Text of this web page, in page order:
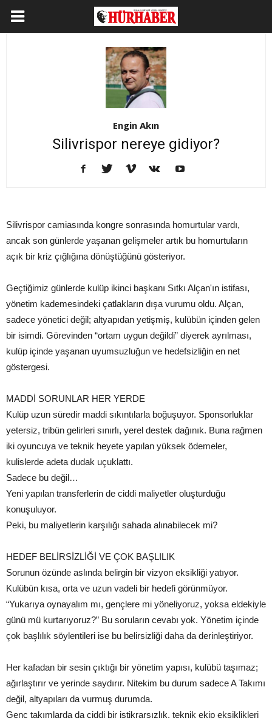
Engin Akın
Silivrispor nereye gidiyor?
Silivrispor camiasında kongre sonrasında homurtular vardı,
ancak son günlerde yaşanan gelişmeler artık bu homurtuların
açık bir kriz çığlığına dönüştüğünü gösteriyor.
Geçtiğimiz günlerde kulüp ikinci başkanı Sıtkı Alçan'ın istifası,
yönetim kademesindeki çatlakların dışa vurumu oldu. Alçan,
sadece yönetici değil; altyapıdan yetişmiş, kulübün içinden gelen
bir isimdi. Görevinden “ortam uygun değildi” diyerek ayrılması,
kulüp içinde yaşanan uyumsuzluğun ve hedefsizliğin en net
göstergesi.
MADDİ SORUNLAR HER YERDE
Kulüp uzun süredir maddi sıkıntılarla boğuşuyor. Sponsorluklar
yetersiz, tribün gelirleri sınırlı, yerel destek dağınık. Buna rağmen
iki oyuncuya ve teknik heyete yapılan yüksek ödemeler,
kulislerde adeta dudak uçuklattı.
Sadece bu değil…
Yeni yapılan transferlerin de ciddi maliyetler oluşturduğu
konuşuluyor.
Peki, bu maliyetlerin karşılığı sahada alınabilecek mi?
HEDEF BELİRSİZLİĞİ VE ÇOK BAŞLILIK
Sorunun özünde aslında belirgin bir vizyon eksikliği yatıyor.
Kulübün kısa, orta ve uzun vadeli bir hedefi görünmüyor.
“Yukarıya oynayalım mı, gençlere mi yöneliyoruz, yoksa eldekiyle
günü mü kurtarıyoruz?” Bu soruların cevabı yok. Yönetim içinde
çok başlılık söylentileri ise bu belirsizliği daha da derinleştiriyor.
Her kafadan bir sesin çıktığı bir yönetim yapısı, kulübü taşımaz;
ağırlaştırır ve yerinde saydırır. Nitekim bu durum sadece A Takımı
değil, altyapıları da vurmuş durumda.
Genç takımlarda da ciddi bir istikrarsızlık, teknik ekip eksiklikleri